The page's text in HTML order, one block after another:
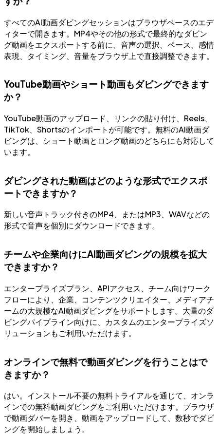
すべてのAI動画ダビングセッションはブラウザベースのエデ
ィターで開きます。MP4やその他の形式で最終的なダビン
グ動画をエクスポートする前に、音声の選択、ペース、感情
表現、タイミング、音量をブラウザ上で直接調整できます。
YouTube動画やショート動画もダビングできます
か？
YouTube動画のアップロード、リンクの貼り付け、Reels、
TikTok、Shortsのインポートが可能です。無料のAI動画ダ
ビングは、ショート動画とロング動画のどちらにも対応して
います。
ダビングされた動画はどのような形式でエクスポ
ートできますか？
新しい音声トラック付きのMP4、またはMP3、WAVなどの
形式で音声を個別にダウンロードできます。
チームや企業向けにAI動画ダビングの規模を拡大
できますか？
エンタープライズプラン、APIアクセス、チーム向けワーク
フローにより、企業、コンテンツクリエイター、メディアチ
ームの大規模なAI動画ダビングをサポートします。大量のダ
ビングパイプライン向けに、カスタムのエンタープライズソ
リューションもご利用いただけます。
オンラインで無料で動画ダビングを行うことはで
きますか？
はい。インストール不要の無料トライアルを通じて、オンラ
インでの無料動画ダビングをご利用いただけます。ブラウザ
で動画ダバーを開き、動画をアップロードして、数秒でダビ
ングを開始しましょう。